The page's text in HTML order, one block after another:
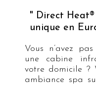
" Direct
unique en
Vous n’avez
une cabine
votre domicile ?
ambiance spa